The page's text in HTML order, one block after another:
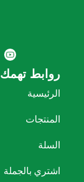
روابط تهمك
الرئيسية
المنتجات
السلة
اشتري بالجملة